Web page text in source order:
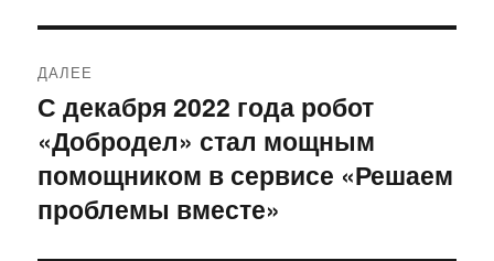
ДАЛЕЕ
Следующая
запись:
С декабря 2022 года робот
«Добродел» стал мощным
помощником в сервисе «Решаем
проблемы вместе»